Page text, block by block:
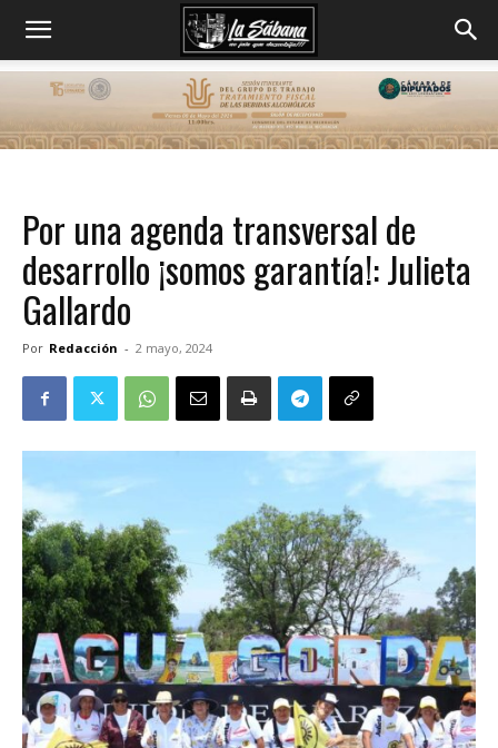
Por una agenda transversal de
desarrollo ¡somos garantía!: Julieta
Gallardo
Por Redacción - 2 mayo, 2024